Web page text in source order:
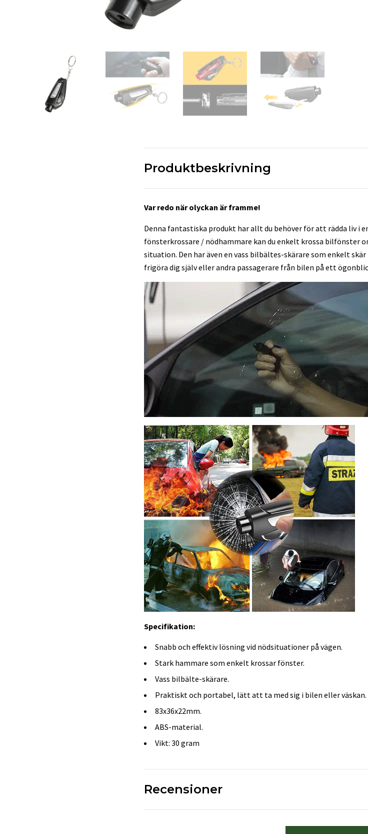
Produktbeskrivning
Var redo när olyckan är framme!
Denna fantastiska produkt har allt du behöver för att rädda liv i
fönsterkrossare / nödhammare kan du enkelt krossa bilfönster
situation. Den har även en vass bilbältes-skärare som enkelt
frigöra dig själv eller andra passagerare från bilen på ett
Specifikation:
Snabb och effektiv lösning vid nödsituationer på vägen.
Stark hammare som enkelt krossar fönster.
Vass bilbälte-skärare.
Praktiskt och portabel, lätt att ta med sig i bilen eller väskan.
83x36x22mm.
ABS-material.
Vikt: 30 gram
Recensioner